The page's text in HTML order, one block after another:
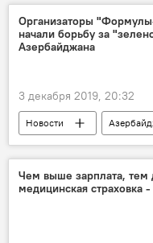
Организаторы
начали борьбу за
Азербайджана
3 декабря 2019, 20:32
Новости
Экономика
Спорт
Благотворительность
Формула 1: сезон 2022
Чем выше зарплата, тем
медицинская страховка -